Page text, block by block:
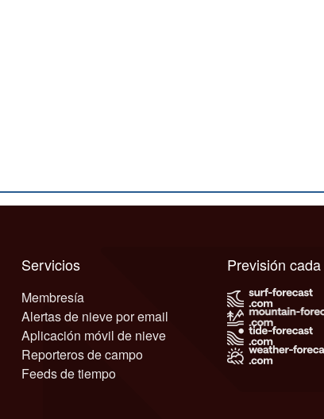
Servicios
Membresía
Alertas de nieve por email
Aplicación móvil de nieve
Reporteros de campo
Feeds de tiempo
Previsión